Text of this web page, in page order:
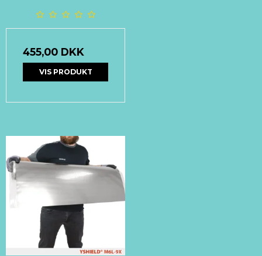
455,00 DKK
VIS PRODUKT